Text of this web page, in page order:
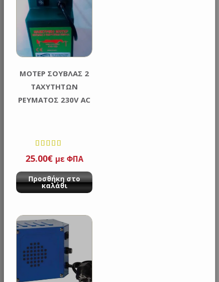
ΜΟΤΕΡ ΣΟΥΒΛΑΣ 2
ΤΑΧΥΤΗΤΩΝ
ΡΕΥΜΑΤΟΣ 230V AC
Βαθμολογ
ήθηκε με
από 5
25.00€ με ΦΠΑ
Προσθήκη στο
καλάθι